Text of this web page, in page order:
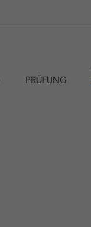
PRÜFUNG